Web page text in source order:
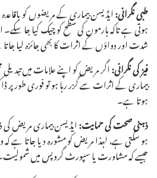
طبی نگرانی:ایڈیسن بیماری کے مریضوں کو
ہوتی ہے تاکہ ہارمون کی سطح کو چیک کیا جا
شدت اور دواؤں کے اثرات کا بھی جائزہ لیا
فیز کی نگرانی:اگر مریض کو اپنے علامات میں
بیماری کے اثرات سے گزر رہا ہو تو فوری طور پر
ہوتا ہے۔
ذہنی صحت کی حمایت:ایڈیسن بیماری مریض کی
ہو سکتی ہے، لہذا مریض کو مشورہ دیا جاتا ہے
جیسے کہ مشاورت یا سپورٹ گروپس میں